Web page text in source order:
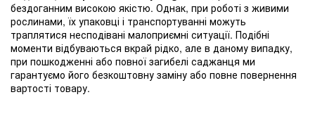
бездоганним високою якістю. Однак, при роботі з живими
рослинами, їх упаковці і транспортуванні можуть
траплятися несподівані малоприємні ситуації. Подібні
моменти відбуваються вкрай рідко, але в даному випадку,
при пошкодженні або повної загибелі саджанця ми
гарантуємо його безкоштовну заміну або повне повернення
вартості товару.